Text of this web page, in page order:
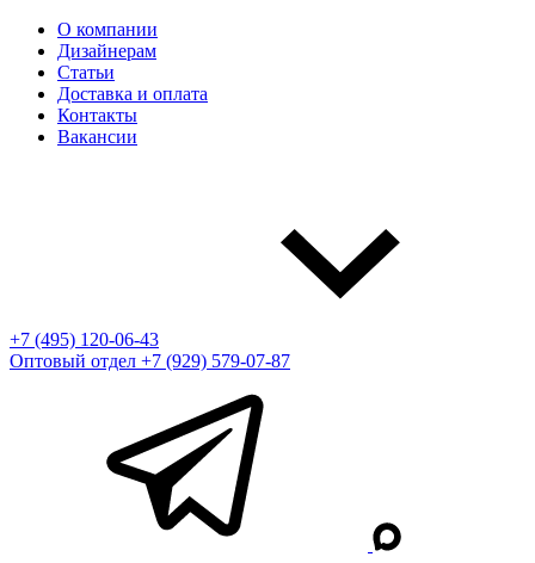
О компании
Дизайнерам
Статьи
Доставка и оплата
Контакты
Вакансии
+7 (495) 120-06-43
Оптовый отдел +7 (929) 579-07-87